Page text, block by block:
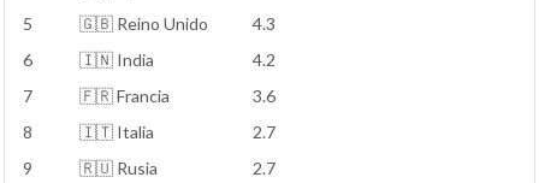
5
🇬🇧 Reino Unido
4.3
6
🇮🇳 India
4.2
7
🇫🇷 Francia
3.6
8
🇮🇹 Italia
2.7
9
🇷🇺 Rusia
2.7